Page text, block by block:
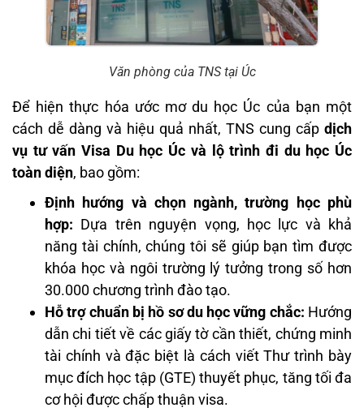
Văn phòng của TNS tại Úc
Để hiện thực hóa ước mơ du học Úc của bạn một
cách dễ dàng và hiệu quả nhất, TNS cung cấp dịch
vụ tư vấn Visa Du học Úc và lộ trình đi du học Úc
toàn diện, bao gồm:
Định hướng và chọn ngành, trường học phù
hợp: Dựa trên nguyện vọng, học lực và khả
năng tài chính, chúng tôi sẽ giúp bạn tìm được
khóa học và ngôi trường lý tưởng trong số hơn
30.000 chương trình đào tạo.
Hỗ trợ chuẩn bị hồ sơ du học vững chắc: Hướng
dẫn chi tiết về các giấy tờ cần thiết, chứng minh
tài chính và đặc biệt là cách viết Thư trình bày
mục đích học tập (GTE) thuyết phục, tăng tối đa
cơ hội được chấp thuận visa.